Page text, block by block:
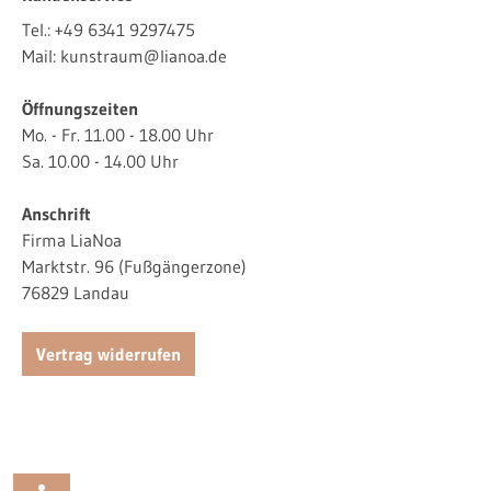
Tel.: +49 6341 9297475
Mail: kunstraum@lianoa.de
Öffnungszeiten
Mo. - Fr. 11.00 - 18.00 Uhr
Sa. 10.00 - 14.00 Uhr
Anschrift
Firma LiaNoa
Marktstr. 96 (Fußgängerzone)
76829 Landau
Vertrag widerrufen